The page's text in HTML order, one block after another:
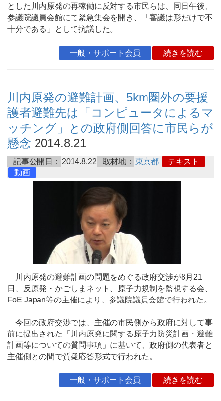
とした川内原発の再稼働に反対する市民らは、同日午後、
参議院議員会館にて緊急集会を開き、「審議は形だけで不
十分である」として抗議した。
一般・サポート会員 続きを読む
川内原発の避難計画、5km圏外の要援
護者避難先は「コンピュータによるマ
ッチング」との政府側回答に市民らが
懸念 2014.8.21
記事公開日： 2014.8.22 取材地： 東京都
テキスト
動画
川内原発の避難計画の問題をめぐる政府交渉が8月21
日、反原発・かごしまネット、原子力規制を監視する会、
FoE Japan等の主催により、参議院議員会館で行われた。
今回の政府交渉では、主催の市民側から政府に対して事
前に提出された「川内原発に関する原子力防災計画・避難
計画等についての質問事項」に基いて、政府側の代表者と
主催側との間で質疑応答形式で行われた。
一般・サポート会員 続きを読む